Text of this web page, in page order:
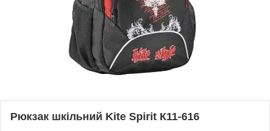
Рюкзак шкільний Kite Spirit К11-616